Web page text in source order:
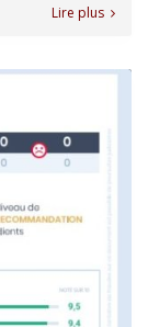
Lire plus